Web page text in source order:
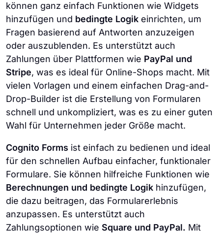
können ganz einfach Funktionen wie Widgets
hinzufügen und bedingte Logik einrichten, um
Fragen basierend auf Antworten anzuzeigen
oder auszublenden. Es unterstützt auch
Zahlungen über Plattformen wie PayPal und
Stripe, was es ideal für Online-Shops macht. Mit
vielen Vorlagen und einem einfachen Drag-and-
Drop-Builder ist die Erstellung von Formularen
schnell und unkompliziert, was es zu einer guten
Wahl für Unternehmen jeder Größe macht.
Cognito Forms ist einfach zu bedienen und ideal
für den schnellen Aufbau einfacher, funktionaler
Formulare. Sie können hilfreiche Funktionen wie
Berechnungen und bedingte Logik hinzufügen,
die dazu beitragen, das Formularerlebnis
anzupassen. Es unterstützt auch
Zahlungsoptionen wie Square und PayPal. Mit